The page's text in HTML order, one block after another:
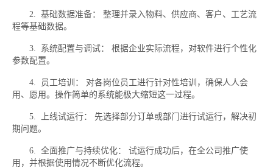
2. 基础数据准备： 整理并录入物料、供应商、客户、工艺流
程等基础数据。
3. 系统配置与调试： 根据企业实际流程，对软件进行个性化
参数配置。
4. 员工培训： 对各岗位员工进行针对性培训，确保人人会
用、愿用。操作简单的系统能极大缩短这一过程。
5. 上线试运行： 先选择部分订单或部门进行试运行，解决初
期问题。
6. 全面推广与持续优化： 试运行成功后，在全公司推广使
用，并根据使用情况不断优化流程。